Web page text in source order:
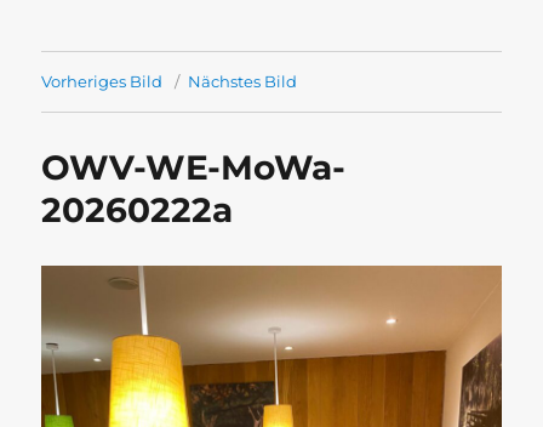
Vorheriges Bild Nächstes Bild
OWV-WE-MoWa-
20260222a